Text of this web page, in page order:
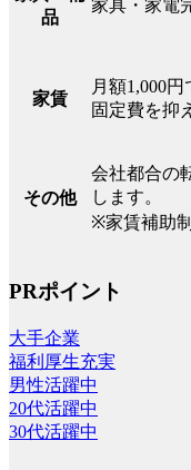
品
家具・家電
家賃
月額1,000円
固定費を抑
その他
会社都合の
します。
※家賃補助
PRポイント
大手企業
福利厚生充実
男性活躍中
20代活躍中
30代活躍中